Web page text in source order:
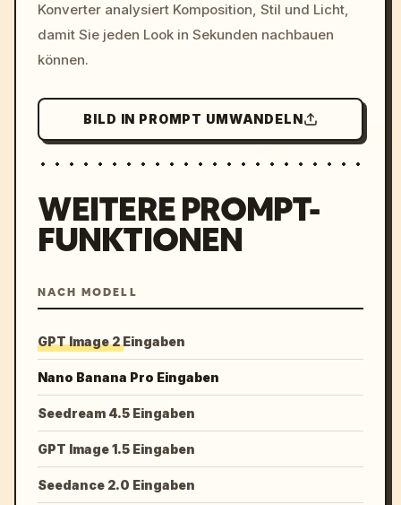
Konverter analysiert Komposition, Stil und Licht,
damit Sie jeden Look in Sekunden nachbauen
können.
BILD IN PROMPT UMWANDELN
WEITERE PROMPT-
FUNKTIONEN
NACH MODELL
GPT Image 2 Eingaben
Nano Banana Pro Eingaben
Seedream 4.5 Eingaben
GPT Image 1.5 Eingaben
Seedance 2.0 Eingaben